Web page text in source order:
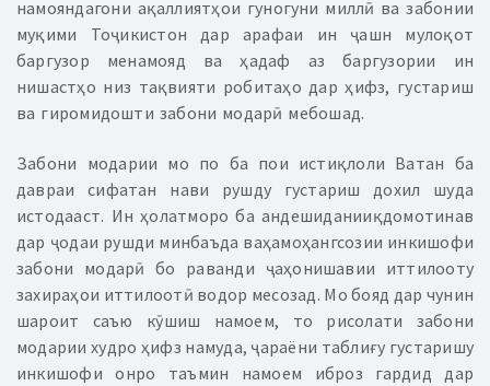
намояндагони ақаллиятҳои гуногуни миллӣ ва забонии
муқими Тоҷикистон дар арафаи ин ҷашн мулоқот
баргузор менамояд ва ҳадаф аз баргузории ин
нишастҳо низ тақвияти робитаҳо дар ҳифз, густариш
ва гиромидошти забони модарӣ мебошад.
Забони модарии мо по ба пои истиқлоли Ватан ба
давраи сифатан нави рушду густариш дохил шуда
истодааст. Ин ҳолатморо ба андешиданииқдомотинав
дар ҷодаи рушди минбаъда ваҳамоҳангсозии инкишофи
забони модарӣ бо раванди ҷаҳонишавии иттилооту
захираҳои иттилоотӣ водор месозад. Мо бояд дар чунин
шароит саъю кӯшиш намоем, то рисолати забони
модарии худро ҳифз намуда, ҷараёни таблиғу густаришу
инкишофи онро таъмин намоем иброз гардид дар